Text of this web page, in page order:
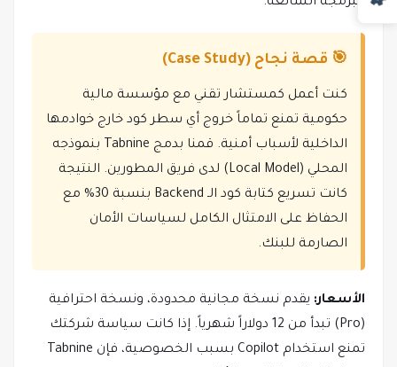
🎯 قصة نجاح (Case Study)
كنت أعمل كمستشار تقني مع مؤسسة مالية
حكومية تمنع تماماً خروج أي سطر كود خارج خوادمها
الداخلية لأسباب أمنية. قمنا بدمج Tabnine بنموذجه
المحلي (Local Model) لدى فريق المطورين. النتيجة
كانت تسريع كتابة كود الـ Backend بنسبة 30% مع
الحفاظ على الامتثال الكامل لسياسات الأمان
الصارمة للبنك.
الأسعار: يقدم نسخة مجانية محدودة، ونسخة احترافية
(Pro) تبدأ من 12 دولاراً شهرياً. إذا كانت سياسة شركتك
تمنع استخدام Copilot بسبب الخصوصية، فإن Tabnine